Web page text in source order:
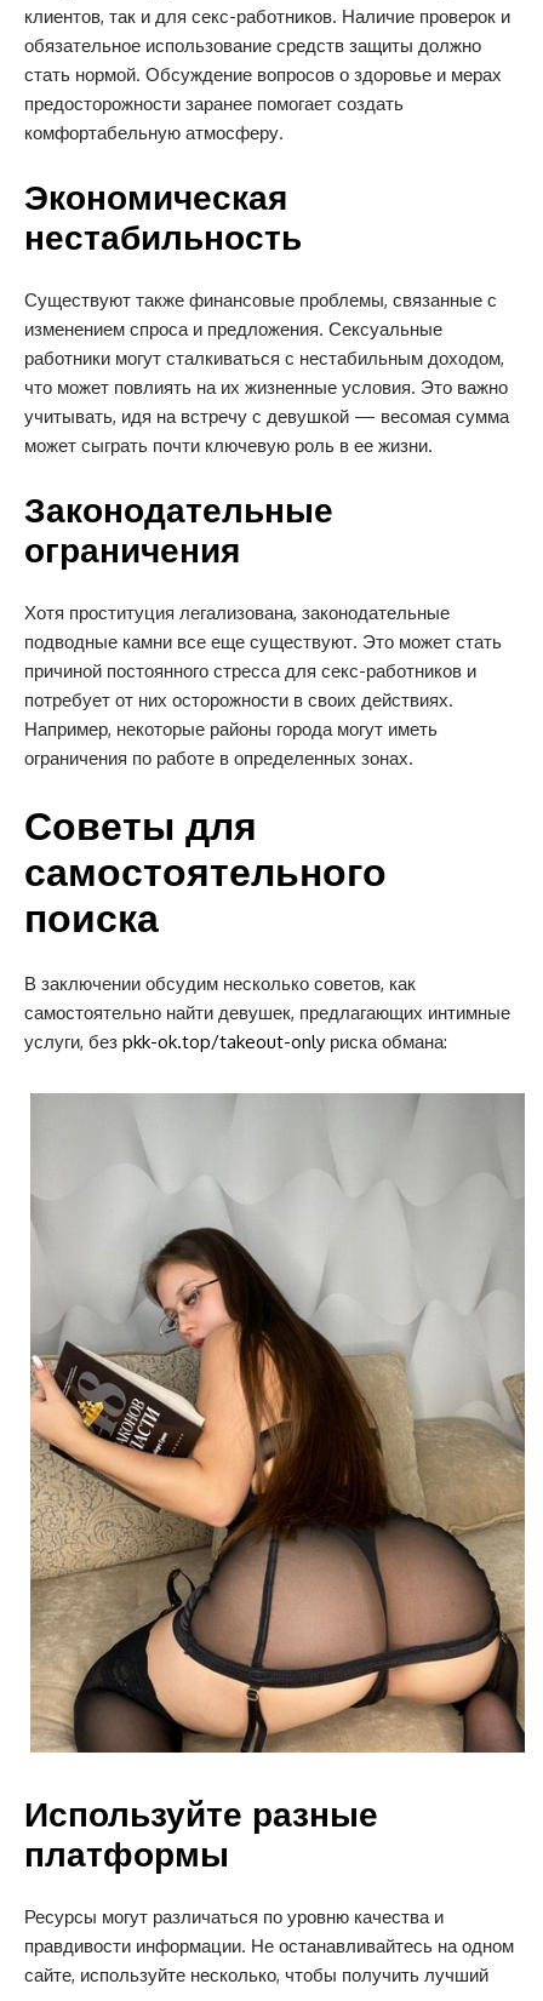
клиентов, так и для секс-работников. Наличие проверок и
обязательное использование средств защиты должно
стать нормой. Обсуждение вопросов о здоровье и мерах
предосторожности заранее помогает создать
комфортабельную атмосферу.
Экономическая
нестабильность
Существуют также финансовые проблемы, связанные с
изменением спроса и предложения. Сексуальные
работники могут сталкиваться с нестабильным доходом,
что может повлиять на их жизненные условия. Это важно
учитывать, идя на встречу с девушкой — весомая сумма
может сыграть почти ключевую роль в ее жизни.
Законодательные
ограничения
Хотя проституция легализована, законодательные
подводные камни все еще существуют. Это может стать
причиной постоянного стресса для секс-работников и
потребует от них осторожности в своих действиях.
Например, некоторые районы города могут иметь
ограничения по работе в определенных зонах.
Советы для
самостоятельного
поиска
В заключении обсудим несколько советов, как
самостоятельно найти девушек, предлагающих интимные
услуги, без pkk-ok.top/takeout-only риска обмана:
Используйте разные
платформы
Ресурсы могут различаться по уровню качества и
правдивости информации. Не останавливайтесь на одном
сайте, используйте несколько, чтобы получить лучший